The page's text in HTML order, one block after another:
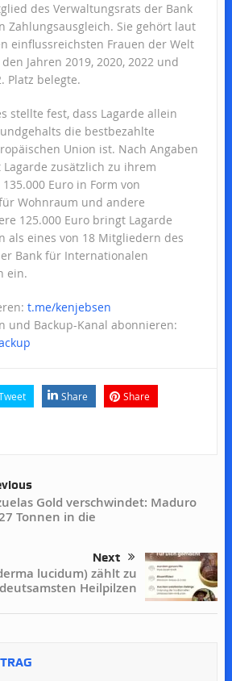
des Verwaltungsrats der Bank
Zahlungsausgleich. Sie gehört laut
einflussreichsten Frauen der Welt
Jahren 2019, 2020, 2022 und
Platz belegte.
stellte fest, dass Lagarde allein
die bestbezahlte
Union ist. Nach Angaben
zusätzlich zu ihrem
Euro in Form von
Wohnraum und andere
125.000 Euro bringt Lagarde
als eines von 18 Mitgliedern des
Bank für Internationalen
ein.
t.me/kenjebsen
und Backup-Kanal abonnieren:
Share Share
Gold verschwindet: Maduro
Tonnen in die
Next
lucidum) zählt zu
Heilpilzen